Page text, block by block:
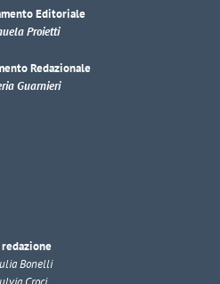
Editoriale
Proietti
Redazionale
Guarnieri
redazione
Bonelli